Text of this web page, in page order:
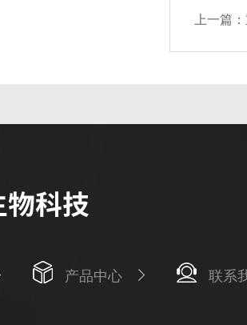
上一篇：
产品中心 联系